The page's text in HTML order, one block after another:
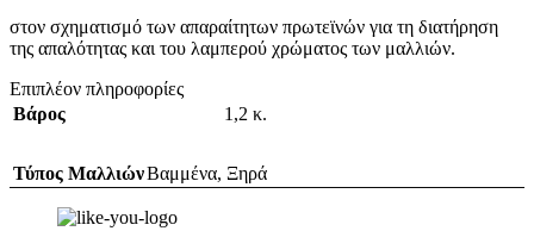
στον σχηματισμό των απαραίτητων πρωτεϊνών για τη διατήρηση
της απαλότητας και του λαμπερού χρώματος των μαλλιών.
Επιπλέον πληροφορίες
Βάρος
1,2 κ.
Τύπος ΜαλλιώνΒαμμένα, Ξηρά